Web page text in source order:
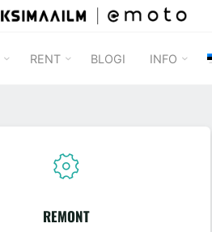
TÕUKSIMAAILM
RENT BLOGI INFO
REMONT